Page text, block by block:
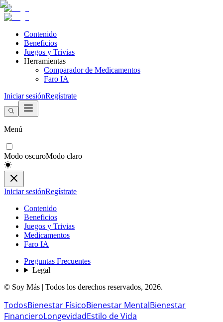
Contenido
Beneficios
Juegos y Trivias
Herramientas
Comparador de Medicamentos
Faro IA
Iniciar sesiónRegístrate
Menú
Modo oscuroModo claro
Iniciar sesiónRegístrate
Contenido
Beneficios
Juegos y Trivias
Medicamentos
Faro IA
Preguntas Frecuentes
Legal
© Soy Más | Todos los derechos reservados, 2026.
TodosBienestar FísicoBienestar MentalBienestar
FinancieroLongevidadEstilo de Vida